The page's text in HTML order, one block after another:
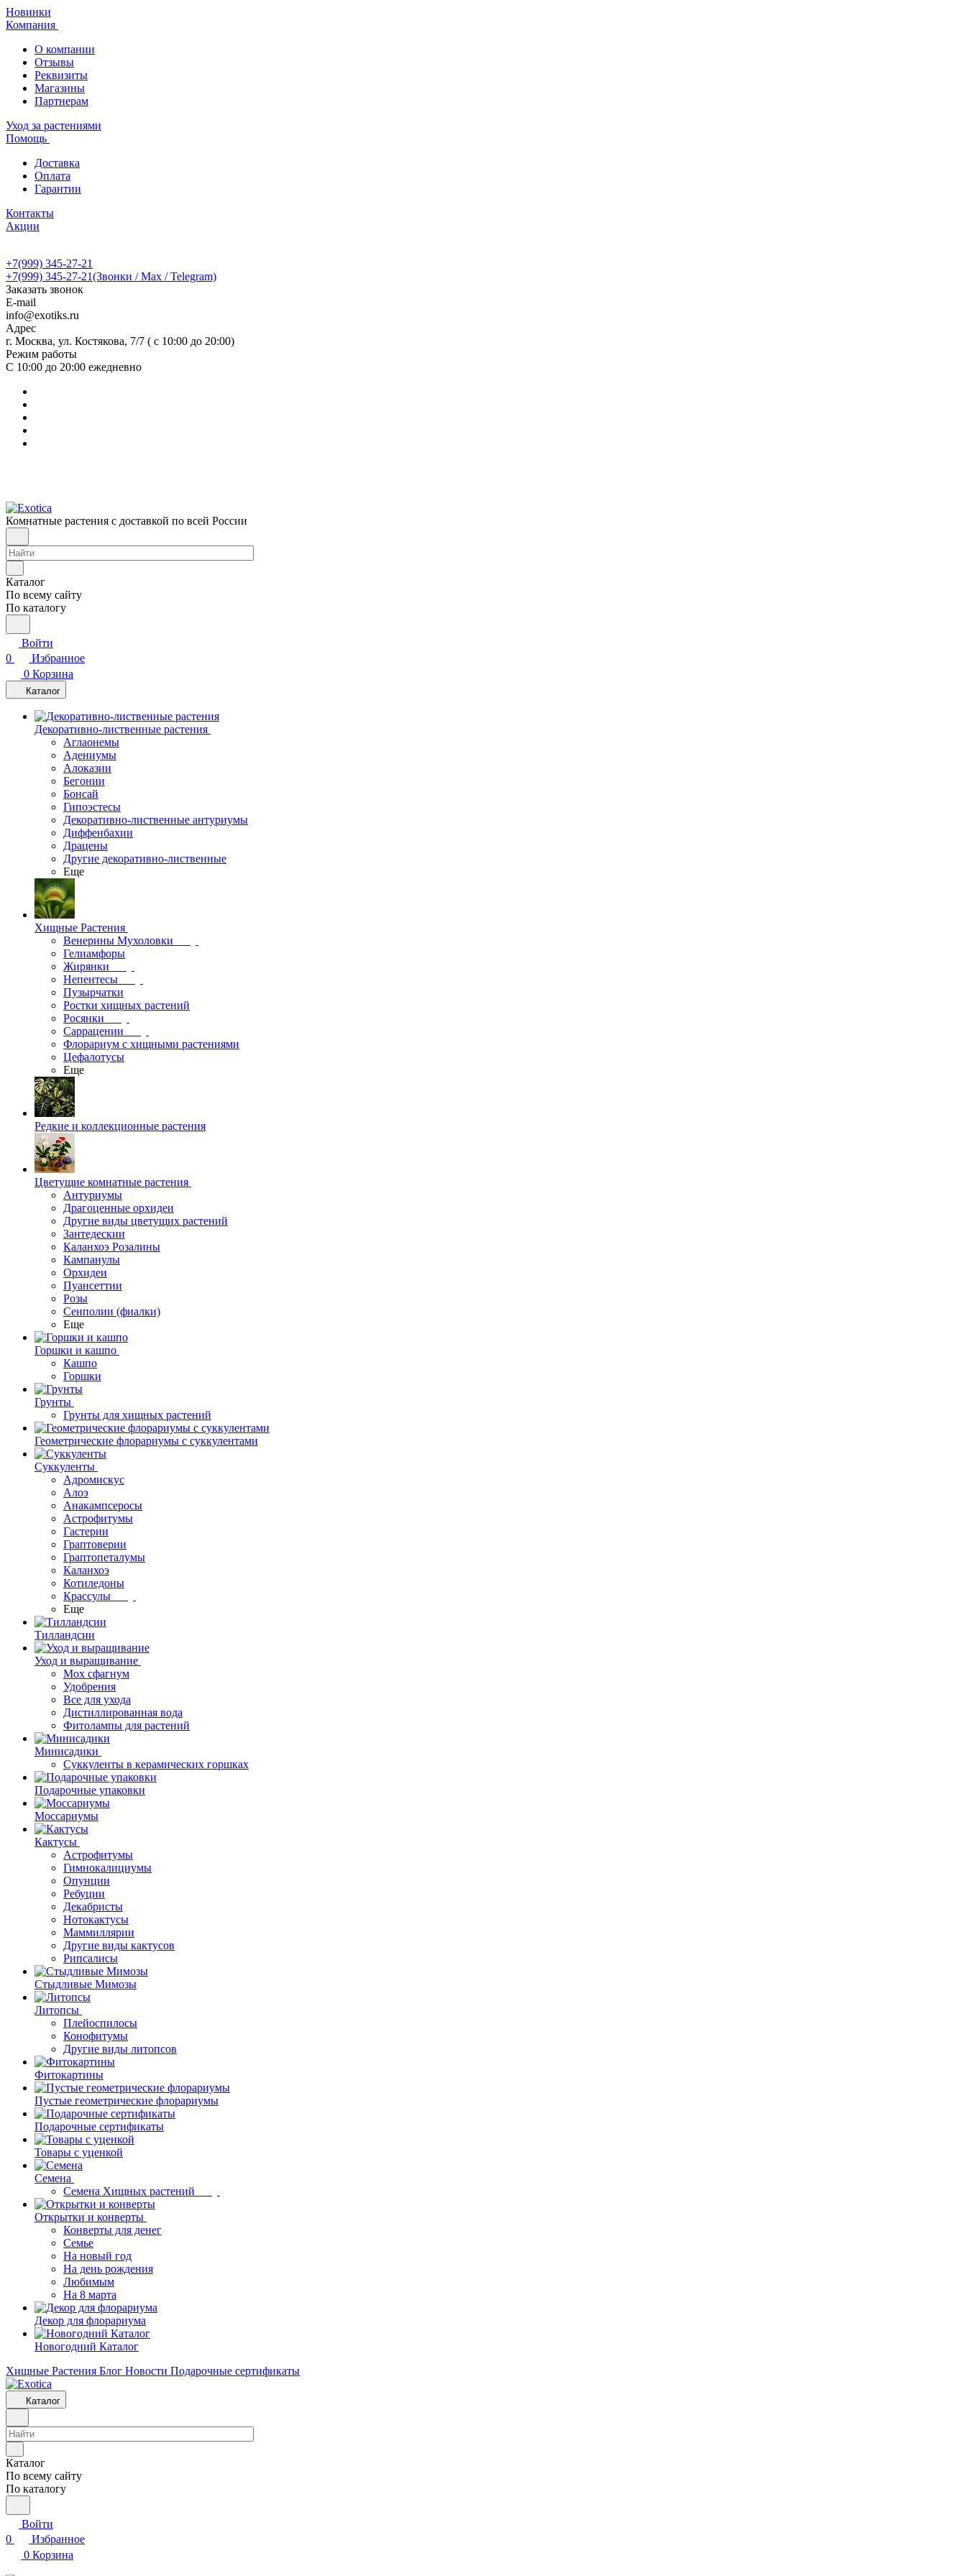
Новинки
Компания
О компании
Отзывы
Реквизиты
Магазины
Партнерам
Уход за растениями
Помощь
Доставка
Оплата
Гарантии
Контакты
Акции
+7(999) 345-27-21
+7(999) 345-27-21(Звонки / Max / Telegram)
Заказать звонок
E-mail
info@exotiks.ru
Адрес
г. Москва, ул. Костякова, 7/7 ( с 10:00 до 20:00)
Режим работы
С 10:00 до 20:00 ежедневно
Комнатные растения с доставкой по всей России
Каталог
По всему сайту
По каталогу
Войти
0
Избранное
0 Корзина
Каталог
Декоративно-лиственные растения
Аглаонемы
Адениумы
Алоказии
Бегонии
Бонсай
Гипоэстесы
Декоративно-лиственные антуриумы
Диффенбахии
Драцены
Другие декоративно-лиственные
Еще
Хищные Растения
Венерины Мухоловки
Гелиамфоры
Жирянки
Непентесы
Пузырчатки
Ростки хищных растений
Росянки
Саррацении
Флорариум с хищными растениями
Цефалотусы
Еще
Редкие и коллекционные растения
Цветущие комнатные растения
Антуриумы
Драгоценные орхидеи
Другие виды цветущих растений
Зантедескии
Каланхоэ Розалины
Кампанулы
Орхидеи
Пуансеттии
Розы
Сенполии (фиалки)
Еще
Горшки и кашпо
Кашпо
Горшки
Грунты
Грунты для хищных растений
Геометрические флорариумы с суккулентами
Суккуленты
Адромискус
Алоэ
Анакампсеросы
Астрофитумы
Гастерии
Граптоверии
Граптопеталумы
Каланхоэ
Котиледоны
Крассулы
Еще
Тилландсии
Уход и выращивание
Мох сфагнум
Удобрения
Все для ухода
Дистиллированная вода
Фитолампы для растений
Минисадики
Суккуленты в керамических горшках
Подарочные упаковки
Моссариумы
Кактусы
Астрофитумы
Гимнокалициумы
Опунции
Ребуции
Декабристы
Нотокактусы
Маммиллярии
Другие виды кактусов
Рипсалисы
Стыдливые Мимозы
Литопсы
Плейоспилосы
Конофитумы
Другие виды литопсов
Фитокартины
Пустые геометрические флорариумы
Подарочные сертификаты
Товары с уценкой
Семена
Семена Хищных растений
Открытки и конверты
Конверты для денег
Семье
На новый год
На день рождения
Любимым
На 8 марта
Декор для флорариума
Новогодний Каталог
Хищные Растения Блог Новости Подарочные сертификаты
Каталог
Каталог
По всему сайту
По каталогу
Войти
0
Избранное
0 Корзина